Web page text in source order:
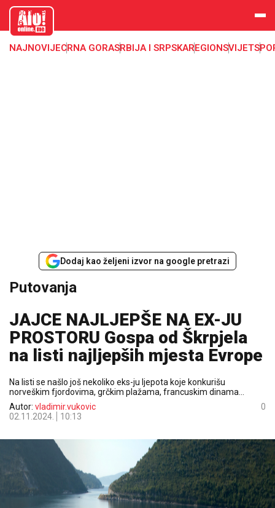
aloonline.
me
NAJNOVIJECRNA GORASRBIJA I SRPSKAREGIONSVIJET
Dodaj kao željeni izvor na google pretrazi
Putovanja
JAJCE NAJLJEPŠE NA EX-JU
PROSTORU Gospa od Škrpjela
na listi najljepših mjesta Evrope
Na listi se našlo još nekoliko eks-ju ljepota koje konkurišu
norveškim fjordovima, grčkim plažama, francuskim dinama…
Autor: vladimir.vukovic
02.11.2024.
10:13
0